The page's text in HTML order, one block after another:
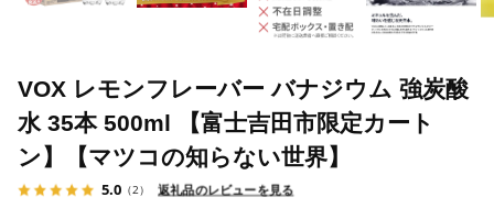
VOX レモンフレーバー バナジウム 強炭酸
水 35本 500ml 【富士吉田市限定カート
ン】【マツコの知らない世界】
5.0 （2） 返礼品のレビューを見る